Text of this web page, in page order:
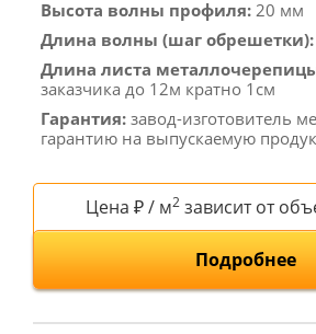
Высота волны профиля: 20 мм
Длина волны (шаг обрешетки):
Длина листа
заказчика до 12м кратно 1см
Гарантия: завод-изготовитель
гарантию на выпускаемую
Цена ₽ / м2 зависит от
Подробнее